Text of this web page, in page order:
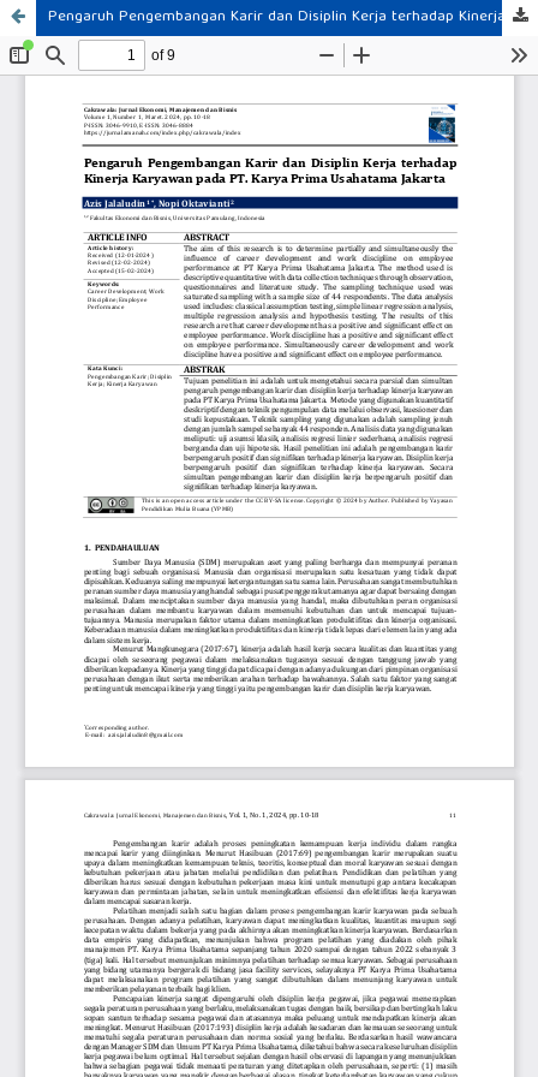
Pengaruh Pengembangan Karir dan Disiplin Kerja terhadap Kinerja Karyawan pada PT. Karya Prima Usahatama Jakarta